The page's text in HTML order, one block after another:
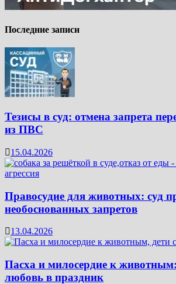
Последние записи
Тезисы в суд: отмена запрета
из ПВС
15.04.2026
Правосудие для животных: суд
необоснованных запретов
13.04.2026
Пасха и милосердие к
любовь в праздник